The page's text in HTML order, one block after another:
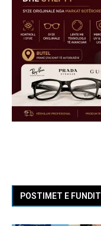
POSTIMET E FUNDIT